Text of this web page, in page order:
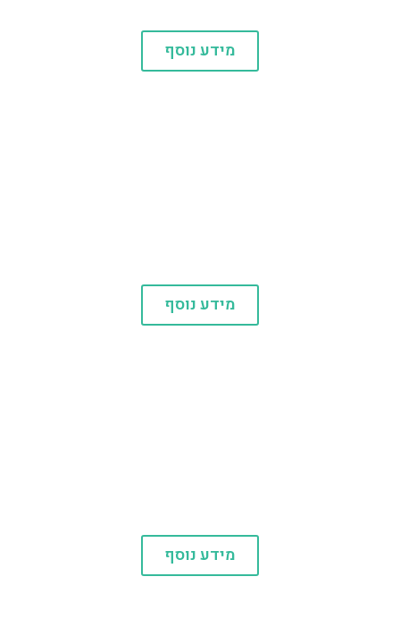
מידע נוסף
מידע נוסף
מידע נוסף